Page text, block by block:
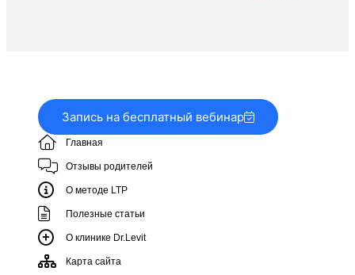
Запись на бесплатный вебинар
Главная
Отзывы родителей
О методе LTP
Полезные статьи
О клинике Dr.Levit
Карта сайта